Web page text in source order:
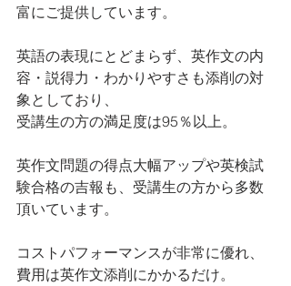
富にご提供しています。
英語の表現にとどまらず、英作文の内
容・説得力・わかりやすさも添削の対
象としており、
受講生の方の満足度は95％以上。
英作文問題の得点大幅アップや英検試
験合格の吉報も、受講生の方から多数
頂いています。
コストパフォーマンスが非常に優れ、
費用は英作文添削にかかるだけ。